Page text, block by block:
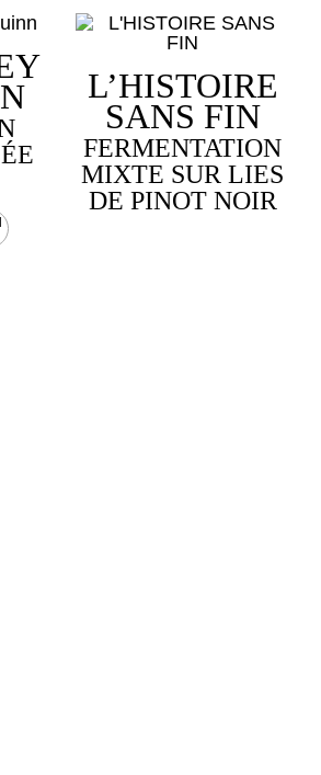
:
L’HISTOIRE
SANS FIN
FERMENTATION
MIXTE SUR LIES
DE PINOT NOIR